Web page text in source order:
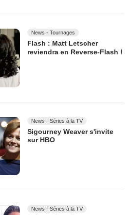
News - Tournages
Flash : Matt Letscher
reviendra en Reverse-Flash !
News - Séries à la TV
Sigourney Weaver s'invite
sur HBO
News - Séries à la TV